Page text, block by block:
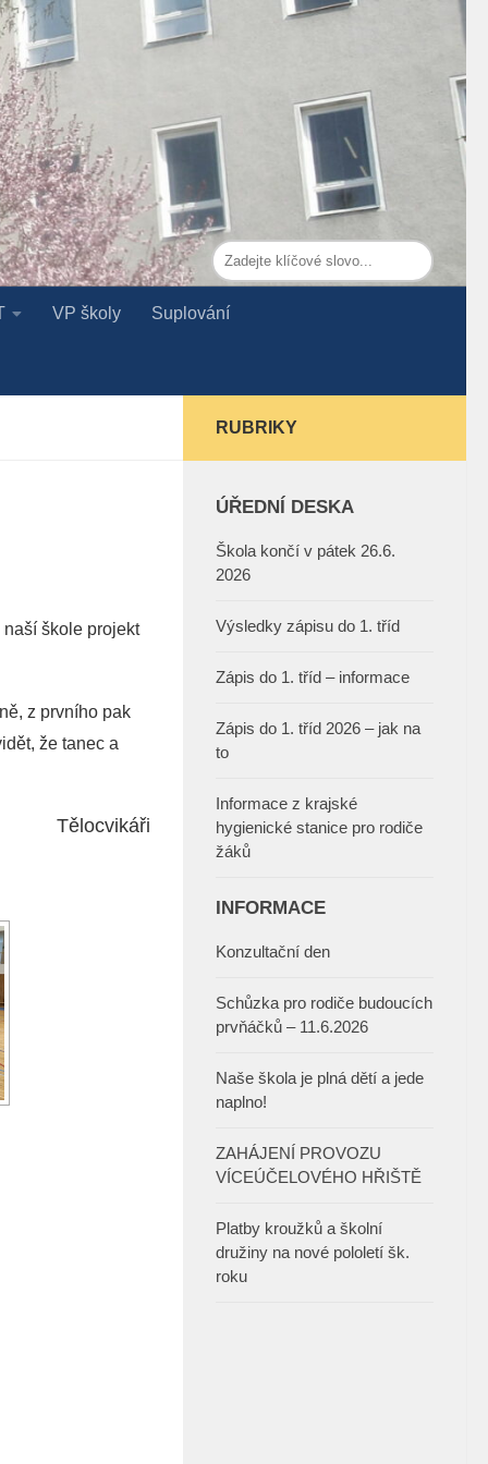
VP školy Suplování
škole projekt
z prvního pak
že tanec a
Tělocvikáři
RUBRIKY
ÚŘEDNÍ DESKA
Škola končí v pátek 26.6.
2026
Výsledky zápisu do 1. tříd
Zápis do 1. tříd – informace
Zápis do 1. tříd 2026 – jak na
to
Informace z krajské
hygienické stanice pro rodiče
žáků
INFORMACE
Konzultační den
Schůzka pro rodiče budoucích
prvňáčků – 11.6.2026
Naše škola je plná dětí a jede
naplno!
ZAHÁJENÍ PROVOZU
VÍCEÚČELOVÉHO HŘIŠTĚ
Platby kroužků a školní
družiny na nové pololetí šk.
roku